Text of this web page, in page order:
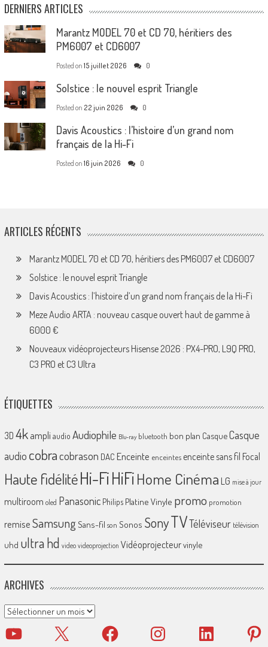
DERNIERS ARTICLES
Marantz MODEL 70 et CD 70, héritiers des
PM6007 et CD6007
Posted on 15 juillet 2026 0
Solstice : le nouvel esprit Triangle
Posted on 22 juin 2026 0
Davis Acoustics : l’histoire d’un grand nom
français de la Hi-Fi
Posted on 16 juin 2026 0
ARTICLES RÉCENTS
Marantz MODEL 70 et CD 70, héritiers des PM6007 et CD6007
Solstice : le nouvel esprit Triangle
Davis Acoustics : l’histoire d’un grand nom français de la Hi-Fi
Meze Audio ARTA : nouveau casque ouvert haut de gamme à
6000 €
Nouveaux vidéoprojecteurs Hisense 2026 : PX4-PRO, L9Q PRO,
C3 PRO et C3 Ultra
ÉTIQUETTES
3D 4k ampliaudio Audiophile Blu-ray bluetooth bon plan CasqueCasque
audio cobracobrason DAC Enceinte enceintes enceinte sans fil Focal
Haute fidélitéHi-FiHiFiHome Cinéma LG mise à jour
multiroom oled Panasonic Philips Platine Vinyle promo promotion
remiseSamsungSans-fil son Sonos SonyTVTéléviseur télévision
uhd ultra hd video videoprojection Vidéoprojecteurvinyle
ARCHIVES
Archives
YouTube X Facebook Instagram LinkedIn